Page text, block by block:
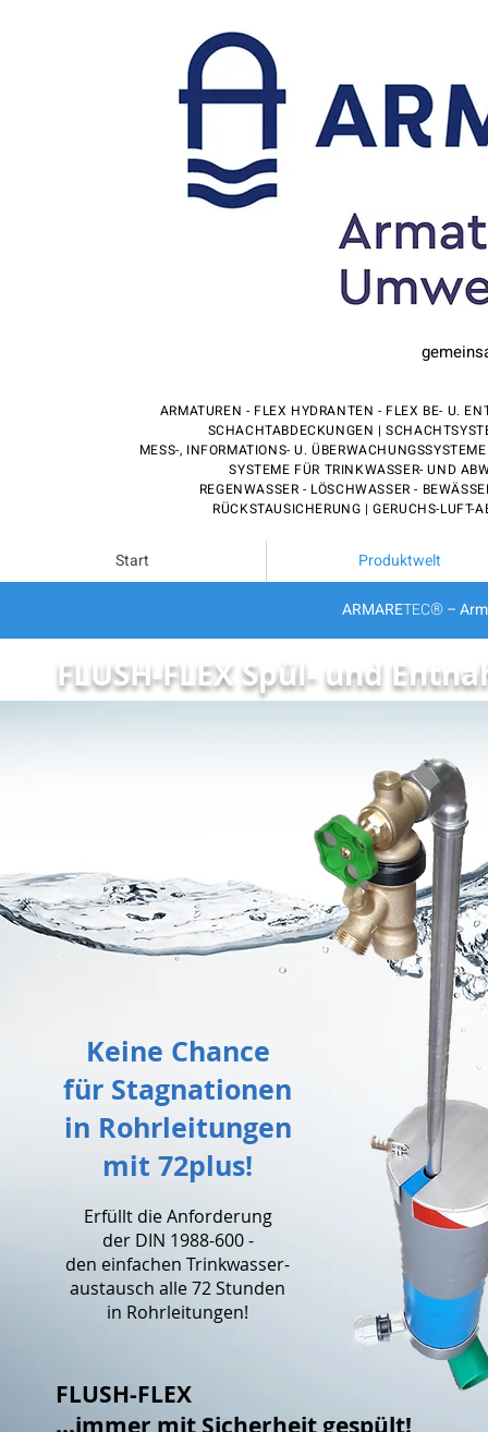
ARMATUREN - FLEX HYDRANTEN - FLEX BE- U.
SCHACHTABDECKUNGEN |
MESS-, INFORMATIONS- U.
SYSTEME FÜR TRINKWASSER- UND
REGENWASSER - LÖSCHWASSER -
RÜCKSTAUSICHERUNG | GERUCHS-LUFT-
Start Produktwelt
FLUSH-FLEX Spül- und
Keine Chance
für Stagnationen
in Rohrleitungen
mit 72plus!
Erfüllt die Anforderung
der DIN 1988-600-
den einfachen Trinkwasser-
austausch alle 72 Stunden
in Rohrleitungen!
FLUSH-FLEX
ARMARETEC®–